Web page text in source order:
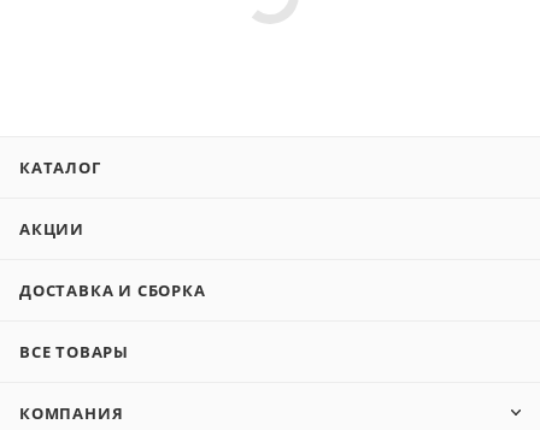
КАТАЛОГ
АКЦИИ
ДОСТАВКА И СБОРКА
ВСЕ ТОВАРЫ
КОМПАНИЯ